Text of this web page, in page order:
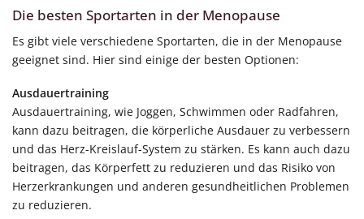
Die besten Sportarten in der Menopause
Es gibt viele verschiedene Sportarten, die in der Menopause
geeignet sind. Hier sind einige der besten Optionen:
Ausdauertraining
Ausdauertraining, wie Joggen, Schwimmen oder Radfahren,
kann dazu beitragen, die körperliche Ausdauer zu verbessern
und das Herz-Kreislauf-System zu stärken. Es kann auch dazu
beitragen, das Körperfett zu reduzieren und das Risiko von
Herzerkrankungen und anderen gesundheitlichen Problemen
zu reduzieren.